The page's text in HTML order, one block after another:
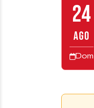
24
AGO
Dom